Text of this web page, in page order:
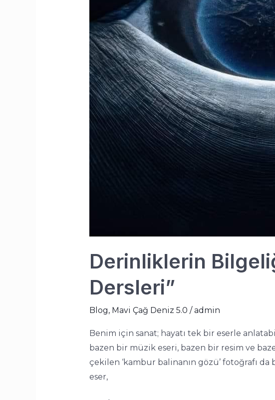
Derinliklerin
Dersleri”
Blog, Mavi Çağ Deniz 5.0 /admin
Benim için sanat; hayatı tek bir eserle
bazen bir müzik eseri, bazen bir resim ve
çekilen ‘kambur balinanın gözü’ fotoğrafı
eser,